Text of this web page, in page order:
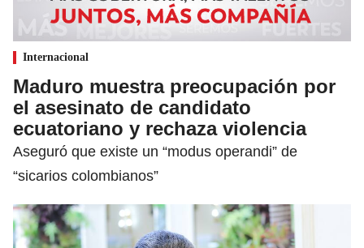
Internacional
Maduro muestra preocupación por
el asesinato de candidato
ecuatoriano y rechaza violencia
Aseguró que existe un “modus operandi” de
“sicarios colombianos”